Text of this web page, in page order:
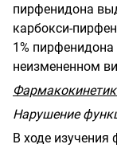
пирфенидона
карбокси-
1%
неизмененном
Нарушение
В ходе